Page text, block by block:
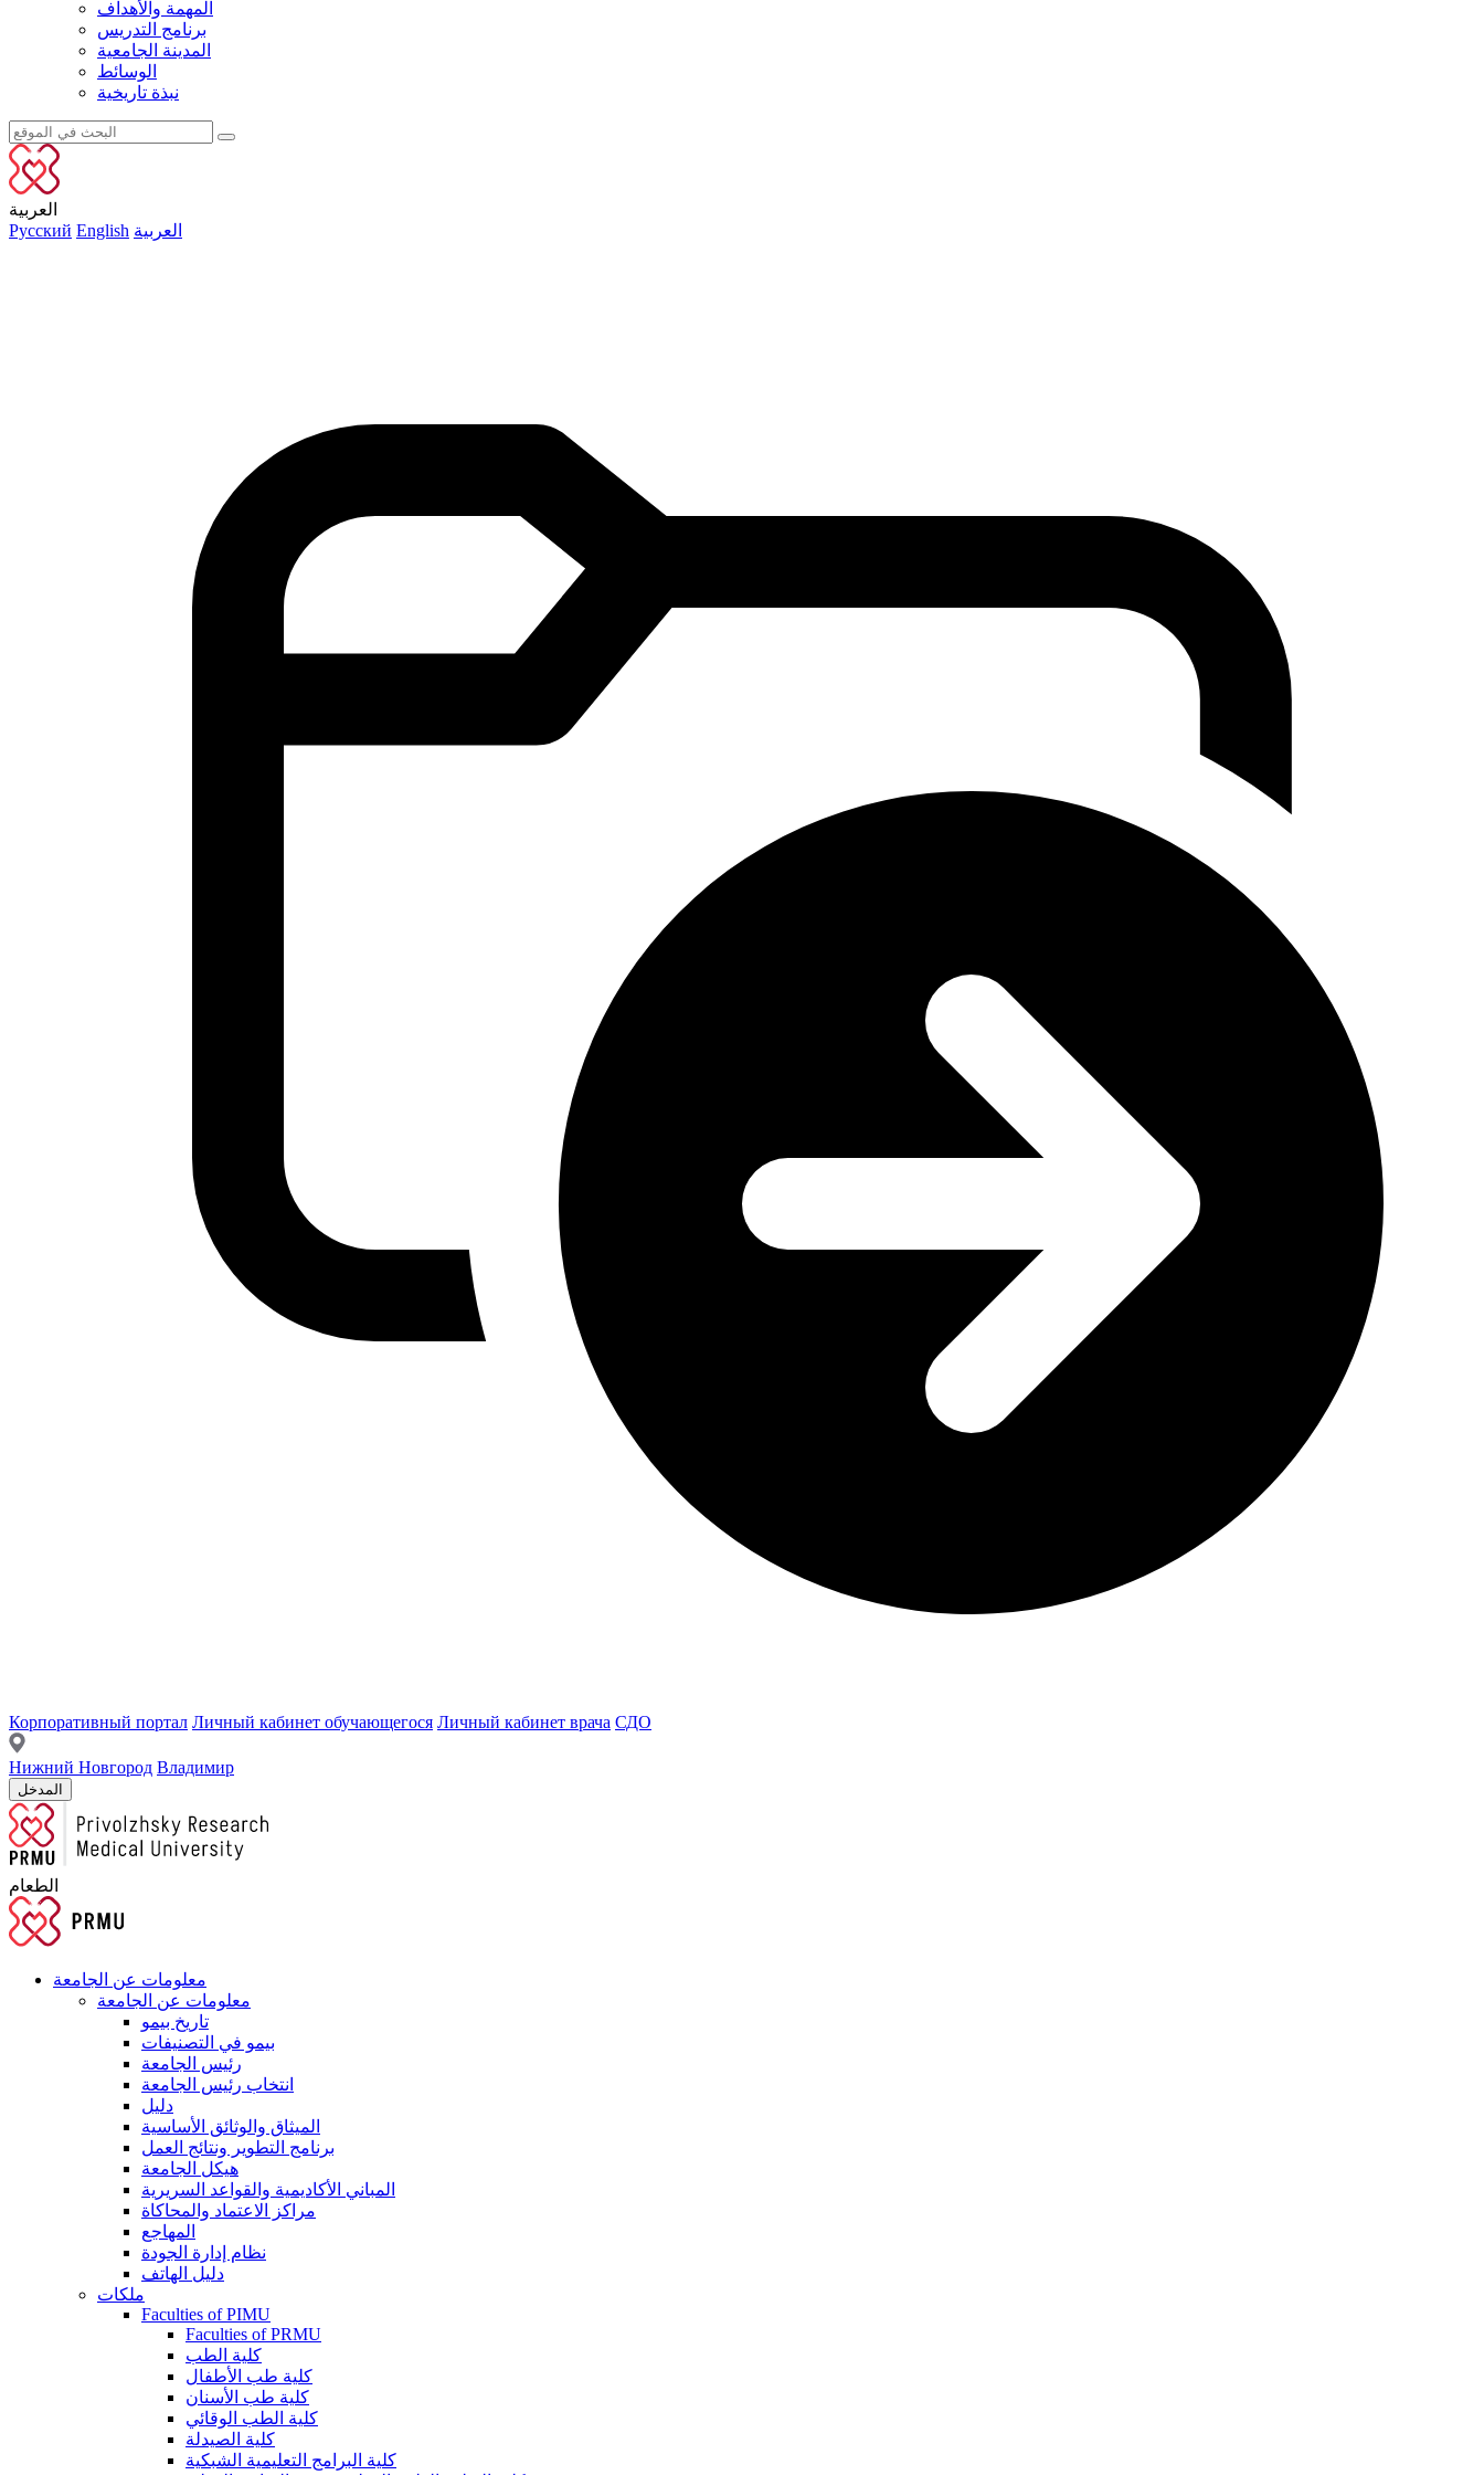
المهمة والأهداف
برنامج التدريس
المدينة الجامعية
الوسائط
نبذة تاريخية
العربية
Русский English العربية
Корпоративный портал Личный кабинет обучающегося Личный кабинет врача СДО
Нижний Новгород Владимир
المدخل
الطعام
معلومات عن الجامعة
معلومات عن الجامعة
تاريخ بيمو
بيمو في التصنيفات
رئيس الجامعة
انتخاب رئيس الجامعة
دليل
الميثاق والوثائق الأساسية
برنامج التطوير ونتائج العمل
هيكل الجامعة
المباني الأكاديمية والقواعد السريرية
مراكز الاعتماد والمحاكاة
المهاجع
نظام إدارة الجودة
دليل الهاتف
ملكات
Faculties of PIMU
Faculties of PRMU
كلية الطب
كلية طب الأطفال
كلية طب الأسنان
كلية الطب الوقائي
كلية الصيدلة
كلية البرامج التعليمية الشبكية